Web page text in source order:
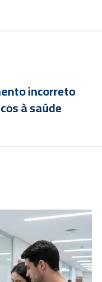
incorreto
à saúde